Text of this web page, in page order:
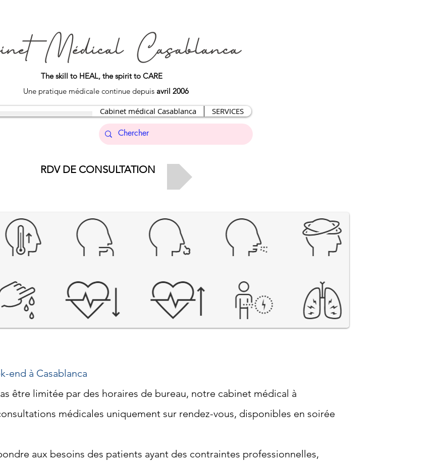
The skill to HEAL, the spirit to CARE
Une pratique médicale continue depuis avril 2006
Cabinet médical Casablanca SERVICES
RDV DE CONSULTATION
end à Casablanca
être limitée par des horaires de bureau, notre cabinet médical à
médicales uniquement sur rendez-vous, disponibles en soirée
aux besoins des patients ayant des contraintes professionnelles,